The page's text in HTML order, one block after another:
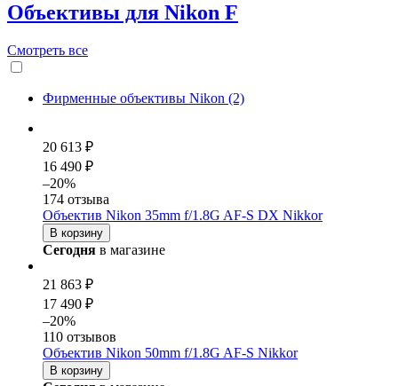
Объективы для Nikon F
Смотреть все
Фирменные объективы Nikon (2)
20 613 ₽
16 490 ₽
–20%
174 отзыва
Объектив Nikon 35mm f/1.8G AF-S DX Nikkor
В корзину
Сегодня в магазине
21 863 ₽
17 490 ₽
–20%
110 отзывов
Объектив Nikon 50mm f/1.8G AF-S Nikkor
В корзину